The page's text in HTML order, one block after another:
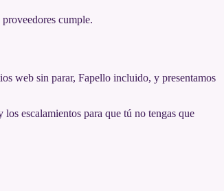
cumple.
web sin parar, Fapello incluido, y presentamos
escalamientos para que tú no tengas que